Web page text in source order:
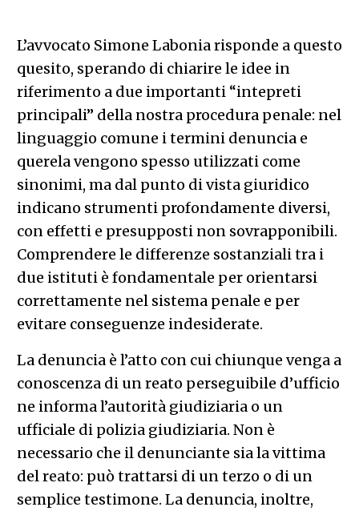
L’avvocato Simone Labonia risponde a questo
quesito, sperando di chiarire le idee in
riferimento a due importanti “intepreti
principali” della nostra procedura penale: nel
linguaggio comune i termini denuncia e
querela vengono spesso utilizzati come
sinonimi, ma dal punto di vista giuridico
indicano strumenti profondamente diversi,
con effetti e presupposti non sovrapponibili.
Comprendere le differenze sostanziali tra i
due istituti è fondamentale per orientarsi
correttamente nel sistema penale e per
evitare conseguenze indesiderate.
La denuncia è l’atto con cui chiunque venga a
conoscenza di un reato perseguibile d’ufficio
ne informa l’autorità giudiziaria o un
ufficiale di polizia giudiziaria. Non è
necessario che il denunciante sia la vittima
del reato: può trattarsi di un terzo o di un
semplice testimone. La denuncia, inoltre,